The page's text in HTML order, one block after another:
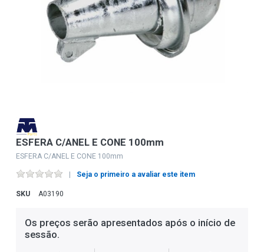
ESFERA C/ANEL E CONE 100mm
ESFERA C/ANEL E CONE 100mm
Seja o primeiro a avaliar este item
SKU A03190
Os preços serão apresentados após o início de
sessão.